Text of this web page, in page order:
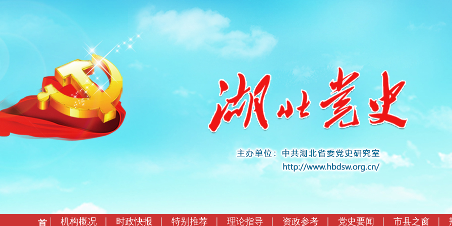
首 机构概况 时政快报 特别推荐 理论指导 资政参考 党史要闻 市县之窗